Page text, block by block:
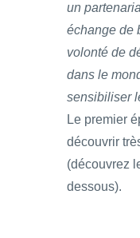
un
échange de
volonté de
dans le
sensibiliser
Le premier
découvrir
(découvrez
dessous).